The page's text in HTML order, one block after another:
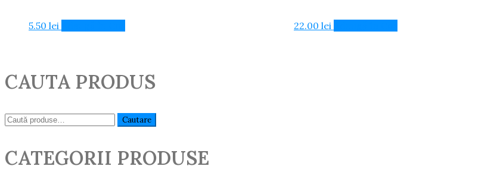
5.50 lei 22.00 lei
CAUTA PRODUS
Caută: Cautare
CATEGORII PRODUSE